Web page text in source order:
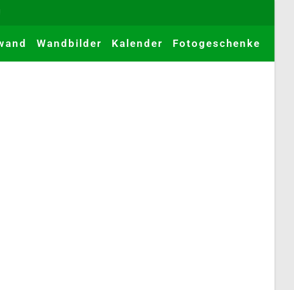
Wandbilder Kalender Fotogeschenke